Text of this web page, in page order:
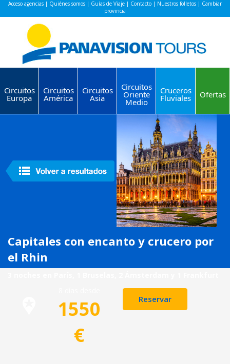
Acceso agencias | Quiénes somos | Guías de Viaje | Contacto | Nuestros folletos | Cambiar
provincia
Circuitos
Europa
Circuitos
América
Circuitos
Asia
Circuitos
Oriente
Medio
Cruceros
Fluviales Ofertas
Capitales con encanto y crucero por
el Rhin
1550
€
Reservar